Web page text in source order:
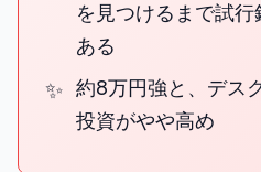
を見つけるまで試
ある
約8万円強と、デス
投資がやや高め